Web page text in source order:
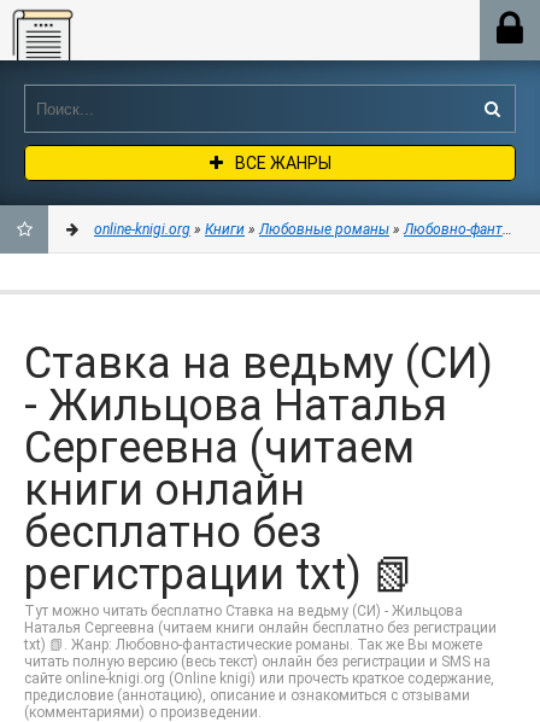
Online-knigi.org
ВСЕ ЖАНРЫ
ЗАКЛАДКИ
online-knigi.org » Книги »Любовные романы »Любовно-
Ставка на ведьму (СИ)
- Жильцова Наталья
Сергеевна (читаем
книги онлайн
бесплатно без
регистрации txt) 📗
Тут можно читать бесплатно Ставка на ведьму (СИ) - Жильцова
Наталья Сергеевна (читаем книги онлайн бесплатно без регистрации
txt) 📗. Жанр: Любовно-фантастические романы. Так же Вы можете
читать полную версию (весь текст) онлайн без регистрации и SMS на
сайте online-knigi.org (Online knigi) или прочесть краткое содержание,
предисловие (аннотацию), описание и ознакомиться с отзывами
(комментариями) о произведении.